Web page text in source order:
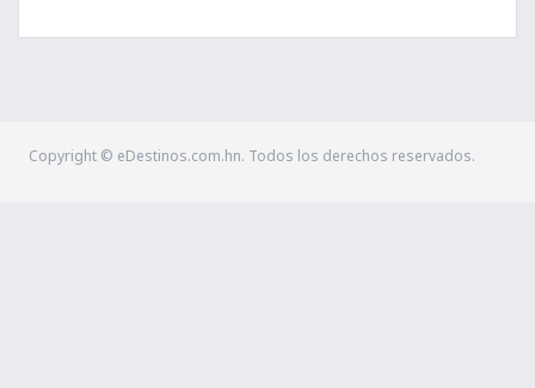
Copyright © eDestinos.com.hn. Todos los derechos reservados.